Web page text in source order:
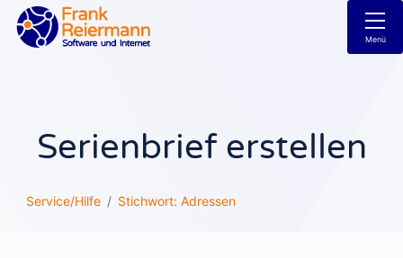
Menü
Serienbrief erstellen
Service/Hilfe Stichwort: Adressen